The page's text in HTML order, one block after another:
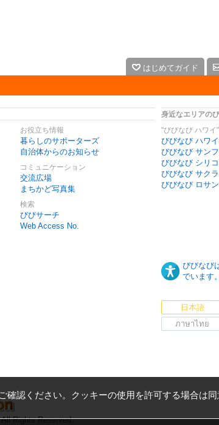
はじめてガイド
お役立ち情報
暮らしのサポーターズ
自治体からのお知らせ
コミュニケーション
交流広場
まちかど写真集
検索
びびサーチ
Web Access No.
身近なエリアの
"びびなび ハワイ
びびなび ハワイ
びびなび サン
びびなび シリ
びびなび サク
びびなび ロサ
びびなび
でいます。
日本語
ภาษาไทย
Rights Reserved.
確認ください。クッキーの使用を許可する場合は